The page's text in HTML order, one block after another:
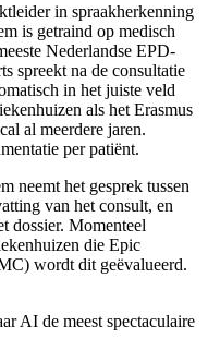
in spraakherkenning
is getraind op medisch
Nederlandse EPD-
spreekt na de consultatie
in het juiste veld
als het Erasmus
al meerdere jaren.
per patiënt.
neemt het gesprek tussen
van het consult, en
dossier. Momenteel
die Epic
wordt dit geëvalueerd.
AI de meest spectaculaire